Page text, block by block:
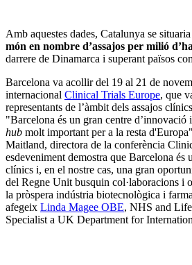
Amb aquestes dades, Catalunya se
món en nombre d’assajos per milió
darrere de Dinamarca i superant països
Barcelona va acollir del 19 al 21 de
internacional Clinical Trials Europe, que
representants de l’àmbit dels assajos
"Barcelona és un gran centre
hub molt important per a la resta
Maitland, directora de la conferència
esdeveniment demostra que Barcelona és
clínics i, en el nostre cas, una gran
del Regne Unit busquin col·laboracions i
la pròspera indústria biotecnològica i
afegeix Linda Magee OBE, NHS and
Specialist a UK Department for